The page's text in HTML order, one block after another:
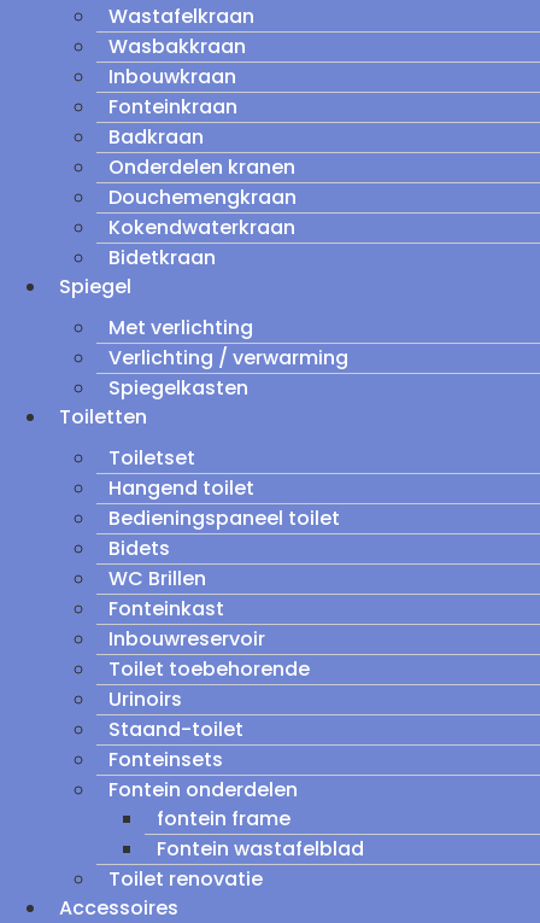
Wastafelkraan
Wasbakkraan
Inbouwkraan
Fonteinkraan
Badkraan
Onderdelen kranen
Douchemengkraan
Kokendwaterkraan
Bidetkraan
Spiegel
Met verlichting
Verlichting / verwarming
Spiegelkasten
Toiletten
Toiletset
Hangend toilet
Bedieningspaneel toilet
Bidets
WC Brillen
Fonteinkast
Inbouwreservoir
Toilet toebehorende
Urinoirs
Staand-toilet
Fonteinsets
Fontein onderdelen
fontein frame
Fontein wastafelblad
Toilet renovatie
Accessoires